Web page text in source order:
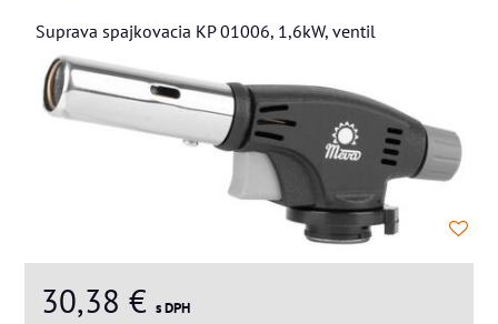
Suprava spajkovacia KP 01006, 1,6kW, ventil
30,38 € s DPH